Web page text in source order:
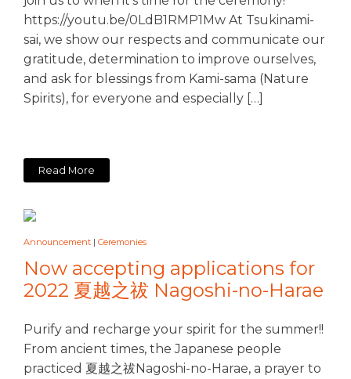
https://youtu.be/0LdB1RMP1Mw At Tsukinami-
sai, we show our respects and communicate our
gratitude, determination to improve ourselves,
and ask for blessings from Kami-sama (Nature
Spirits), for everyone and especially […]
Read More
Announcement | Ceremonies
Now accepting applications for
2022 夏越之祓 Nagoshi-no-Harae
Purify and recharge your spirit for the summer!!
From ancient times, the Japanese people
practiced 夏越之祓Nagoshi-no-Harae, a prayer to